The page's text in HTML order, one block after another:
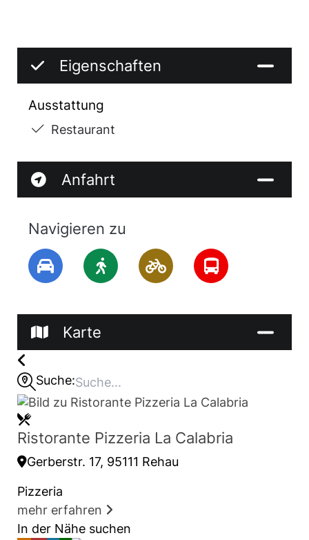
Eigenschaften
Ausstattung
Restaurant
Anfahrt
Navigieren zu
Karte
Suche:
Ristorante Pizzeria La Calabria
Gerberstr. 17, 95111 Rehau
Pizzeria
mehr erfahren
In der Nähe suchen